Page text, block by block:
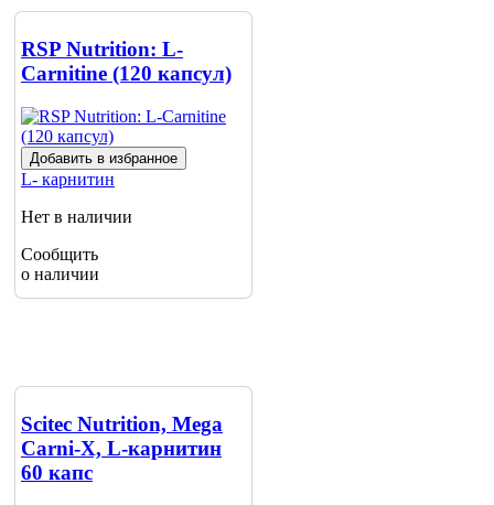
RSP Nutrition: L-
Carnitine (120 капсул)
Добавить в избранное
L- карнитин
Нет в наличии
Сообщить
о наличии
Scitec Nutrition, Mega
Carni-X, L-карнитин
60 капс